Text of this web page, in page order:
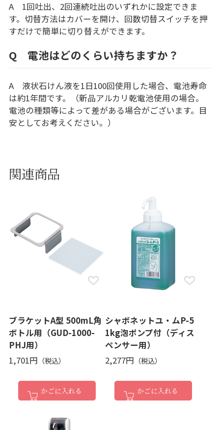
A 1回吐出、2回連続吐出のいずれかに設定できま
す。切替方法はカバーを開け、回数切替スイッチを押
すだけで簡単に切り替えができます。
Q 電池はどのくらい持ちますか？
A 液状石けん液を1日100回使用した場合、電池寿命
は約1年間です。（新品アルカリ乾電池使用の場合。
電池の種類等によって差がある場合がございます。目
安としてお考えください。）
関連商品
ブラケットA型 500mL角
ボトル用（GUD-1000-
PHJ用）
1,701円
かごに入れる
シャボネットユ・ムP-5
1kg泡ポンプ付（ディス
ペンサー用）
2,277円
かごに入れる